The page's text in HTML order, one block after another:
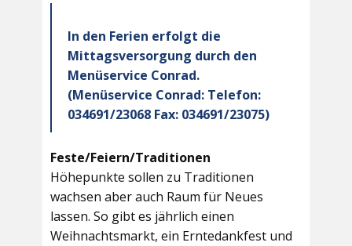
In den Ferien erfolgt die
Mittagsversorgung durch den
Menüservice Conrad.
(Menüservice Conrad: Telefon:
034691/23068 Fax: 034691/23075)
Feste/Feiern/Traditionen
Höhepunkte sollen zu Traditionen
wachsen aber auch Raum für Neues
lassen. So gibt es jährlich einen
Weihnachtsmarkt, ein Erntedankfest und